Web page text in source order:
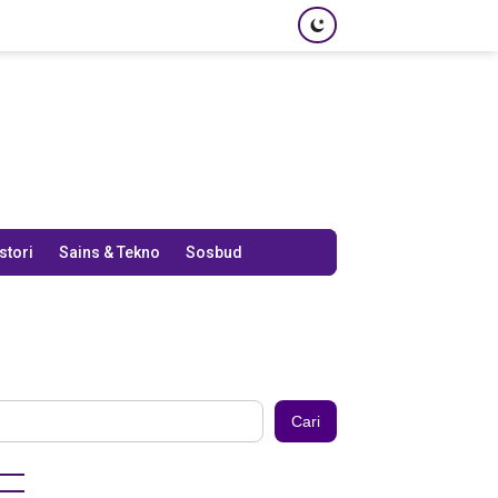
Sains & Tekno Sosbud
Cari